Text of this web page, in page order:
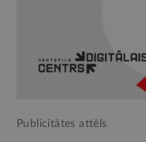
Publicitātes attēls